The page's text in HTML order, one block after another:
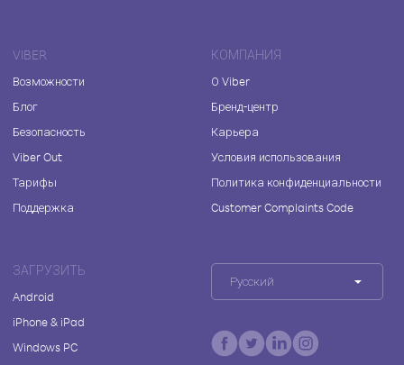
VIBER
Возможности
Блог
Безопасность
Viber Out
Тарифы
Поддержка
КОМПАНИЯ
О Viber
Бренд-центр
Карьера
Условия использования
Политика конфиденциальности
Customer Complaints Code
ЗАГРУЗИТЬ
Android
iPhone & iPad
Windows PC
Русский